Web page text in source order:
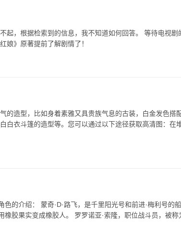
起，根据检索到的信息，我不知道如何回答。 等待电视剧
娘》原著提前了解剧情了！
的造型，比如身着素雅又具贵族气息的古装，白金发色搭
白衣斗篷的造型等。您可以通过以下途径获取高清图：在
的介绍： 蒙奇·D·路飞，是千里阳光号和前进·梅利号的船
胶果实变成橡胶人。 罗罗诺亚·索隆，职位战斗员，被称